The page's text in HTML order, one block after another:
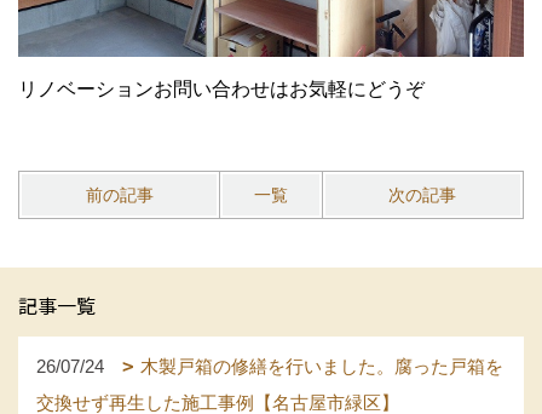
リノベーションお問い合わせはお気軽にどうぞ
前の記事 一覧 次の記事
記事一覧
26/07/24
木製戸箱の修繕を行いました。腐った戸箱を
交換せず再生した施工事例【名古屋市緑区】